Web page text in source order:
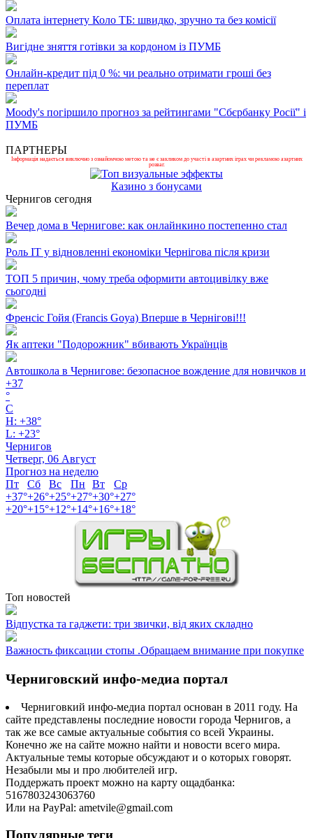
Оплата інтернету Коло ТБ: швидко, зручно та без комісії
Вигідне зняття готівки за кордоном із ПУМБ
Онлайн-кредит під 0 %: чи реально отримати гроші без
переплат
Moody's погіршило прогноз за рейтингами "Сбєрбанку Росії" і
ПУМБ
ПАРТНЕРЫ
Інформація надається виключно з ознайомчою метою та не є закликом до участі в азартних іграх чи рекламою азартних
розваг.
Казино з бонусами
Чернигов сегодня
Вечер дома в Чернигове: как онлайнкино постепенно стал
Роль ІТ у відновленні економіки Чернігова після кризи
ТОП 5 причин, чому треба оформити автоцивілку вже
сьогодні
Френсіс Гойя (Francis Goya) Вперше в Чернігові!!!
Як аптеки "Подорожник" вбивають Українців
Автошкола в Чернигове: безопасное вождение для новичков и
+37
°
C
H: +38°
L: +23°
Чернигов
Четверг, 06 Август
Прогноз на неделю
Пт
Сб Вс Пн Вт
Ср
+37°+26°+25°+27°+30°+27°
+20°+15°+12°+14°+16°+18°
Топ новостей
Відпустка та гаджети: три звички, від яких складно
Важность фиксации стопы .Обращаем внимание при покупке
Черниговский инфо-медиа портал
Черниговкий инфо-медиа портал основан в 2011 году. На
сайте представлены последние новости города Чернигов, а
так же все самые актуальные события со всей Украины.
Конечно же на сайте можно найти и новости всего мира.
Актуальные темы которые обсуждают и о которых говорят.
Незабыли мы и про любителей игр.
Поддержать проект можно на карту ощадбанка:
5167803243063760
Или на PayPal: ametvile@gmail.com
Популярные теги